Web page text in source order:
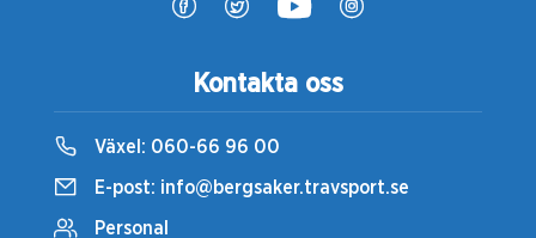
Kontakta oss
Växel: 060-66 96 00
E-post: info@bergsaker.travsport.se
Personal